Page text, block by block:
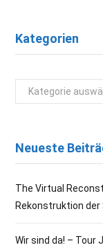
Kategorien
Kategorien
Neueste
The Virtual
Rekonstruktion der
Wir sind da! – Tour